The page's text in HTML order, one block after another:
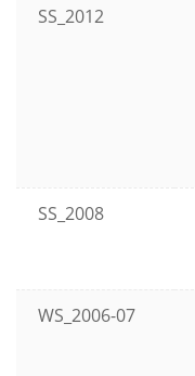
SS_2012
SS_2008
WS_2006-07